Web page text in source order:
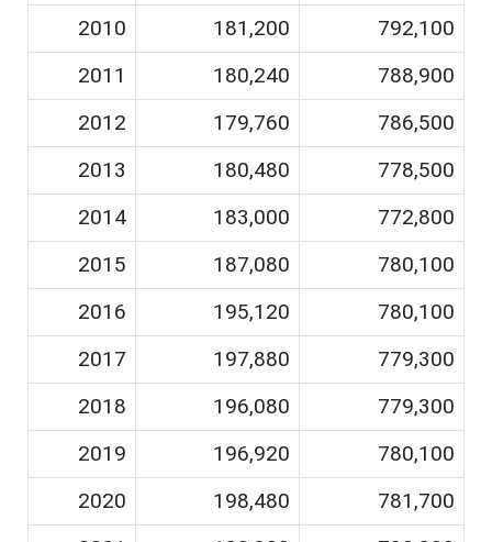
2010
181,200
792,100
2011
180,240
788,900
2012
179,760
786,500
2013
180,480
778,500
2014
183,000
772,800
2015
187,080
780,100
2016
195,120
780,100
2017
197,880
779,300
2018
196,080
779,300
2019
196,920
780,100
2020
198,480
781,700